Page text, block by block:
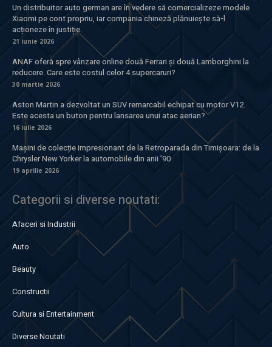
Un distribuitor auto german are în vedere să comercializeze modele
Xiaomi pe cont propriu, iar compania chineză plănuiește să-l
acționeze în justiție.
21 iunie 2026
ANAF oferă spre vânzare online două Ferrari și două Lamborghini la
reducere. Care este costul celor 4 supercaruri?
30 martie 2026
Aston Martin a dezvoltat un SUV remarcabil echipat cu motor V12.
Este acesta un buton pentru lansarea unui atac aerian?
16 iulie 2026
Mașini de colecție impresionant de la Retroparada din Timișoara: de la
Chrysler New Yorker la automobile din anii ’90
19 aprilie 2026
Categorii si diverse noutati:
Afaceri si Industrii
Auto
Beauty
Constructii
Cultura si Entertainment
Diverse Noutati